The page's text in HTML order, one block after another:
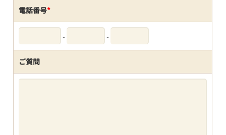
電話番号*
- -
ご質問